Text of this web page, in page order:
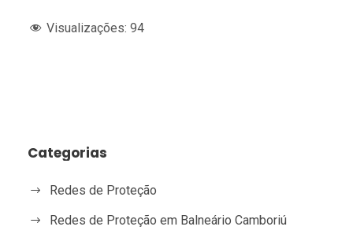
Visualizações: 94
Categorias
Redes de Proteção
Redes de Proteção em Balneário Camboriú